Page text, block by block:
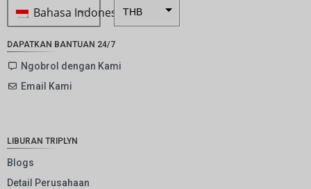
Bahasa IndonesiaTHB
DAPATKAN BANTUAN 24/7
Ngobrol dengan Kami
Email Kami
LIBURAN TRIPLYN
Blogs
Detail Perusahaan